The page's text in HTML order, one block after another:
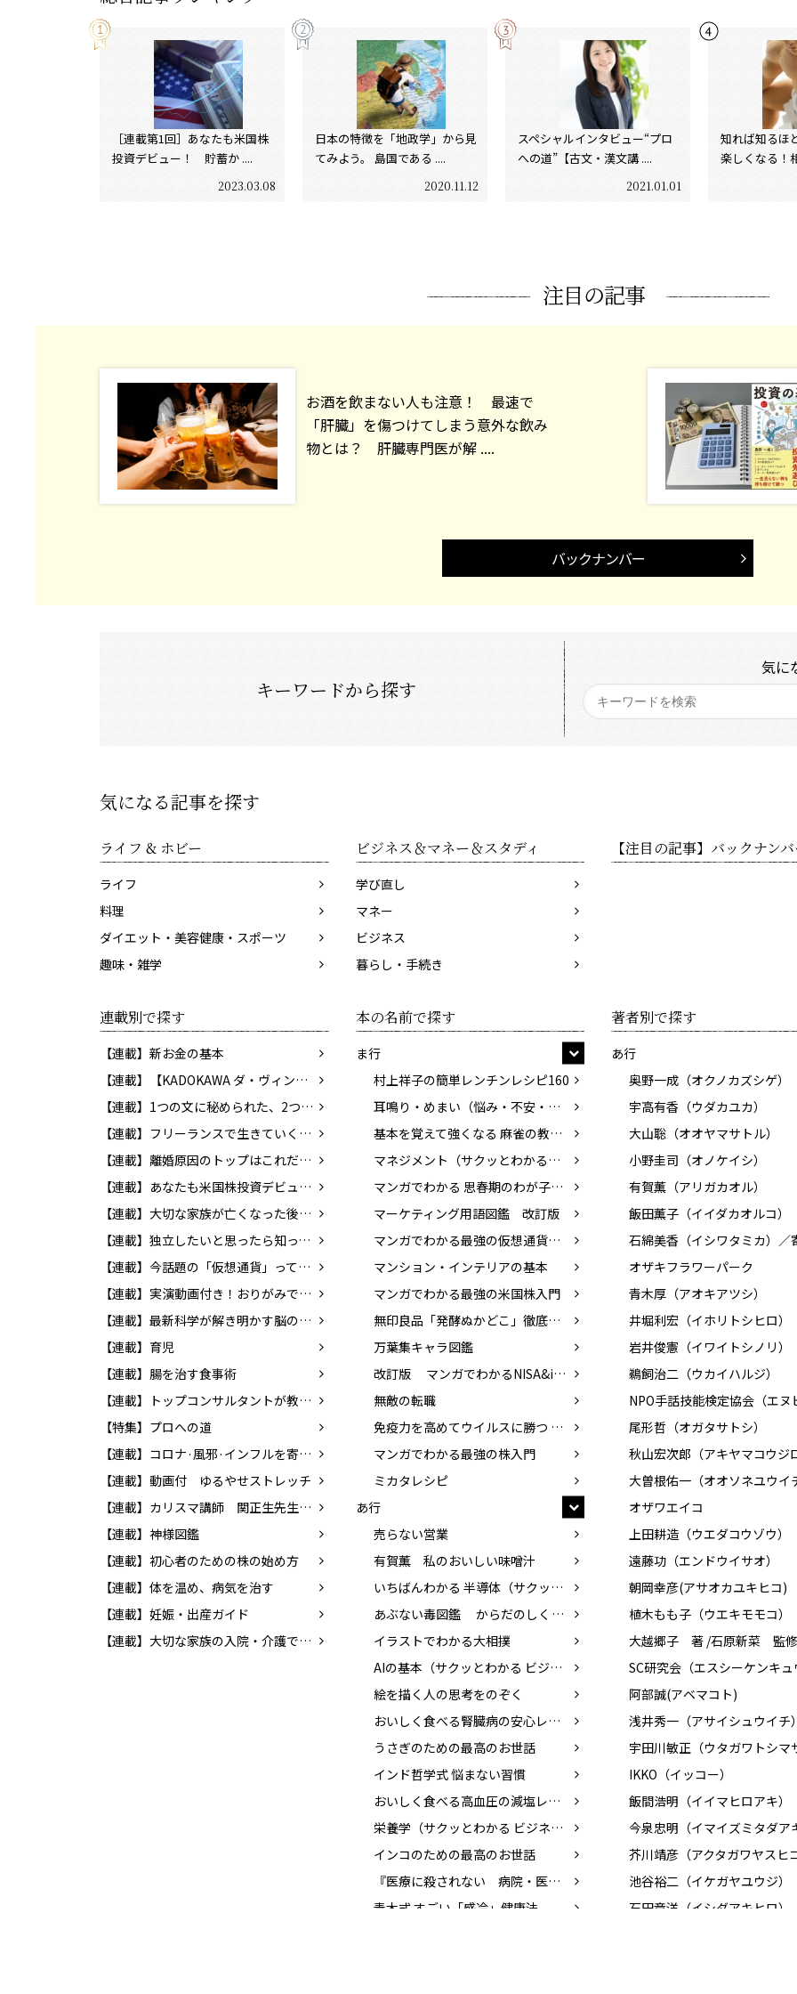
［連載第1回］あなたも米国株
投資デビュー！ 貯蓄か ....
2023.03.08
日本の特徴を「地政学」から見
てみよう。 島国である ....
2020.11.12
スペシャルインタビュー“プロ
への道”【古文・漢文講 ....
2021.01.01
知れば知るほ
楽しくなる！
注目の記事
お酒を飲まない人も注意！ 最速で
「肝臓」を傷つけてしまう意外な飲み
物とは？ 肝臓専門医が解 ....
バックナンバー
キーワードから探す
気に
気になる記事を探す
ライフ & ホビー
ライフ
料理
ダイエット・美容健康・スポーツ
趣味・雑学
ビジネス＆マネー＆スタディ
学び直し
マネー
ビジネス
暮らし・手続き
【注目の記事】バックナン
連載別で探す
【連載】新お金の基本
【連載】【KADOKAWA ダ・ヴィンチWeb】レビューコーナー
【連載】1つの文に秘められた、2つの意味。あなたはわかりますか？
【連載】フリーランスで生きていくために知っておきたいお金のこと
【連載】離婚原因のトップはこれだ！ 決断の前に考えておきたい問題とは？
【連載】あなたも米国株投資デビュー！ 貯蓄から投資の時代へ
【連載】大切な家族が亡くなった後の手続き
【連載】独立したいと思ったら知っておこう！ 個人事業の始め方
【連載】今話題の「仮想通貨」ってどんなもの？ 知っておきたいマネーの新常識
【連載】実演動画付き！おりがみで楽しく英語を覚えよう！
【連載】最新科学が解き明かす脳のふしぎ
【連載】育児
【連載】腸を治す食事術
【連載】トップコンサルタントが教える！！ 「成功する転職」の方法
【特集】プロへの道
【連載】コロナ·風邪·インフルを寄せつけない体をつくろう!
【連載】動画付 ゆるやせストレッチ
【連載】カリスマ講師 関正生先生の前置詞を学ぼう！
【連載】神様図鑑
【連載】初心者のための株の始め方
【連載】体を温め、病気を治す
【連載】妊娠・出産ガイド
【連載】大切な家族の入院・介護でやるべきこと
本の名前で探す
ま行
村上祥子の簡単レンチンレシピ160
耳鳴り・めまい（悩み・不安・困った！を専門医がスッキリ解決）
基本を覚えて強くなる 麻雀の教科書
マネジメント（サクッとわかるビジネス教養）
マンガでわかる 思春期のわが子と話したい性のこと
マーケティング用語図鑑 改訂版
マンガでわかる最強の仮想通貨入門
マンション・インテリアの基本
マンガでわかる最強の米国株入門
無印良品「発酵ぬかどこ」徹底活用術
万葉集キャラ図鑑
改訂版 マンガでわかるNISA&iDeCo入門
無敵の転職
免疫力を高めてウイルスに勝つ 食べ物、暮らし方
マンガでわかる最強の株入門
ミカタレシピ
あ行
売らない営業
有賀薫 私のおいしい味噌汁
いちばんわかる 半導体（サクッとわかる ビジネス教養）
あぶない毒図鑑 からだのしくみと攻略法
イラストでわかる大相撲
AIの基本（サクッとわかる ビジネス教養）
絵を描く人の思考をのぞく
おいしく食べる腎臓病の安心レシピ
うさぎのための最高のお世話
インド哲学式 悩まない習慣
おいしく食べる高血圧の減塩レシピ
栄養学（サクッとわかる ビジネス教養）
インコのための最高のお世話
『医療に殺されない 病院・医者の正しい選び方』
青木式 すごい「感冷」健康法
著者別で探す
あ行
奥野一成（オクノカズシゲ）
宇高有香（ウダカユカ）
大山聡（オオヤマサトル）
小野圭司（オノケイシ）
有賀薫（アリガカオル）
飯田薫子（イイダカオルコ）
オザキフラワーパーク
青木厚（アオキアツシ）
井堀利宏（イホリトシヒロ）
岩井俊憲（イワイトシノリ）
鵜飼治二（ウカイハルジ）
尾形哲（オガタサトシ）
大曽根佑一（オオソネユウイ
オザワエイコ
上田耕造（ウエダコウゾウ）
遠藤功（エンドウイサオ）
朝岡幸彦(アサオカユキヒコ)
植木もも子（ウエキモモコ）
阿部誠(アベマコト)
浅井秀一（アサイシュウイチ）
宇田川敏正（ウタガワトシマ
IKKO（イッコー）
飯間浩明（イイマヒロアキ）
今泉忠明（イマイズミタダア
芥川靖彦（アクタガワヤスヒコ
池谷裕二（イケガヤユウジ）
石田章洋（イシダアキヒロ）